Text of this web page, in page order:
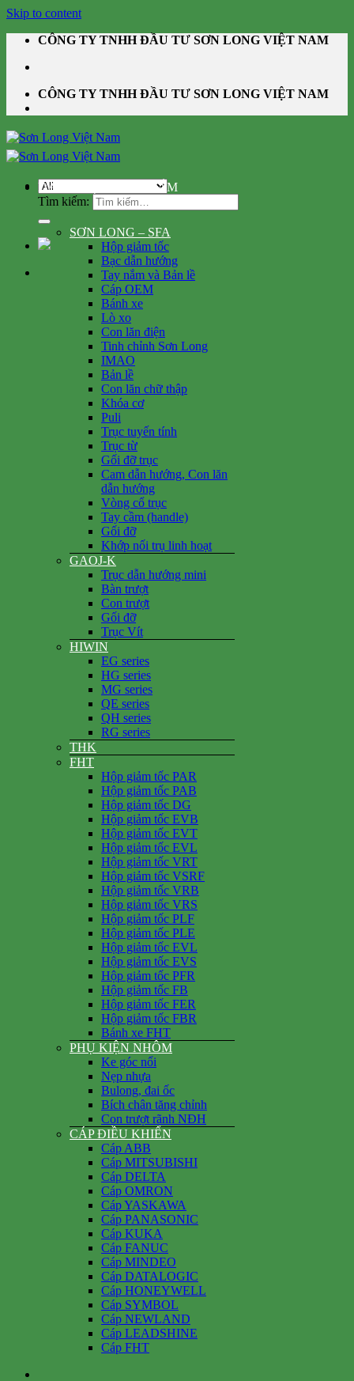
Skip to content
CÔNG TY TNHH ĐẦU TƯ SƠN LONG VIỆT NAM
CÔNG TY TNHH ĐẦU TƯ SƠN LONG VIỆT NAM
Tìm kiếm:
DANH MỤC SẢN PHẨM
SƠN LONG – SFA
Hộp giảm tốc
Bạc dẫn hướng
Tay nắm và Bản lề
Cáp OEM
Bánh xe
Lò xo
Con lăn điện
Tinh chỉnh Sơn Long
IMAO
Bản lề
Con lăn chữ thập
Khóa cơ
Puli
Trục tuyến tính
Trục từ
Gối đỡ trục
Cam dẫn hướng, Con lăn
dẫn hướng
Vòng cổ trục
Tay cầm (handle)
Gối đỡ
Khớp nối trụ linh hoạt
GAOJ-K
Trục dẫn hướng mini
Bàn trượt
Con trượt
Gối đỡ
Trục Vít
HIWIN
EG series
HG series
MG series
QE series
QH series
RG series
THK
FHT
Hộp giảm tốc PAR
Hộp giảm tốc PAB
Hộp giảm tốc DG
Hộp giảm tốc EVB
Hộp giảm tốc EVT
Hộp giảm tốc EVL
Hộp giảm tốc VRT
Hộp giảm tốc VSRF
Hộp giảm tốc VRB
Hộp giảm tốc VRS
Hộp giảm tốc PLF
Hộp giảm tốc PLE
Hộp giảm tốc EVL
Hộp giảm tốc EVS
Hộp giảm tốc PFR
Hộp giảm tốc FB
Hộp giảm tốc FER
Hộp giảm tốc FBR
Bánh xe FHT
PHỤ KIỆN NHÔM
Ke góc nổi
Nẹp nhựa
Bulong, đai ốc
Bích chân tăng chỉnh
Con trượt rãnh NĐH
CÁP ĐIỀU KHIỂN
Cáp ABB
Cáp MITSUBISHI
Cáp DELTA
Cáp OMRON
Cáp YASKAWA
Cáp PANASONIC
Cáp KUKA
Cáp FANUC
Cáp MINDEO
Cáp DATALOGIC
Cáp HONEYWELL
Cáp SYMBOL
Cáp NEWLAND
Cáp LEADSHINE
Cáp FHT